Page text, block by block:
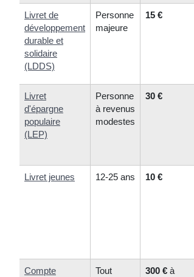
Livret de
développement
durable et
solidaire
(LDDS)
Personne
majeure
15 €
Livret
d'épargne
populaire
(LEP)
Personne
à revenus
modestes
30 €
Livret jeunes 12-25 ans 10 €
Compte
Tout
300 € à